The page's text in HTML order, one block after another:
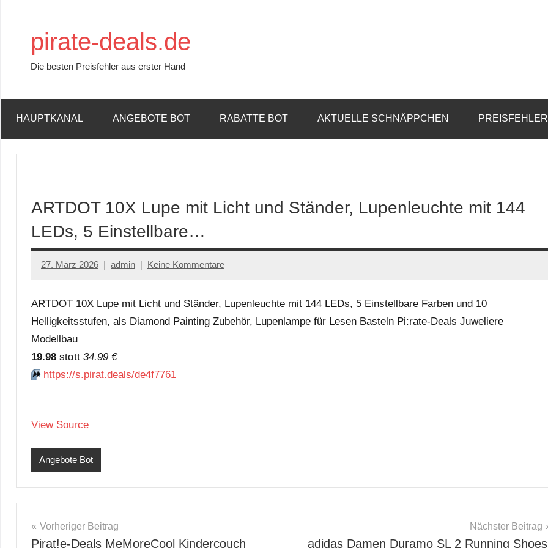
springenpirate-deals.de
Die besten Preisfehler aus erster Hand
HAUPTKANAL ANGEBOTE BOT RABATTE BOT AKTUELLE SCHNÄPPCHEN
ARTDOT 10X Lupe mit Licht und Ständer, Lupenleuchte mit 144
LEDs, 5 Einstellbare…
27. März 2026 admin Keine Kommentare
ARTDOT 10X Lupe mit Licht und Ständer, Lupenleuchte mit 144 LEDs, 5 Einstellbare Farben und 10
Helligkeitsstufen, als Diamond Painting Zubehör, Lupenlampe für Lesen Basteln Pi:rate-Deals Juweliere
Modellbau
19.98 stαtt 34.99 €
⏩️ https://s.pirat.deals/de4f7761
View Source
Angebote Bot
Beitragsnavigation
Vorheriger Beitrag
Pirat!e-Deals MeMoreCool Kindercouch
Nächster Beitrag
adidas Damen Duramo SL 2 Running